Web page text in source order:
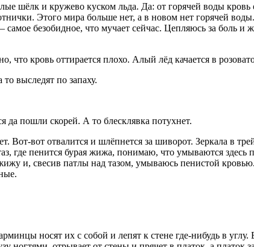
шёлк и кружево куском льда. Да: от горячей воды
Этого мира больше нет, а в новом нет горячей
безобидное, что мучает сейчас. Цепляюсь за боль
что кровь оттирается плохо. Алый лёд качается в
выследят по запаху.
пошли скорей. А то блесклявка потухнет.
Вот-вот отвалится и шлёпнется за шиворот. Зеркала в
где пенится бурая жижа, понимаю, что умываются
и, свесив патлы над тазом, умываюсь пенистой
носят их с собой и лепят к стене где-нибудь в